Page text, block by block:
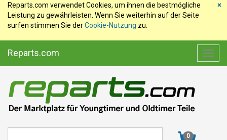
×
Reparts.com verwendet Cookies, um ihnen die bestmögliche
Leistung zu gewährleisten. Wenn Sie weiterhin auf der Seite
surfen stimmen Sie derCookie-Nutzung zu.
Reparts.com
0